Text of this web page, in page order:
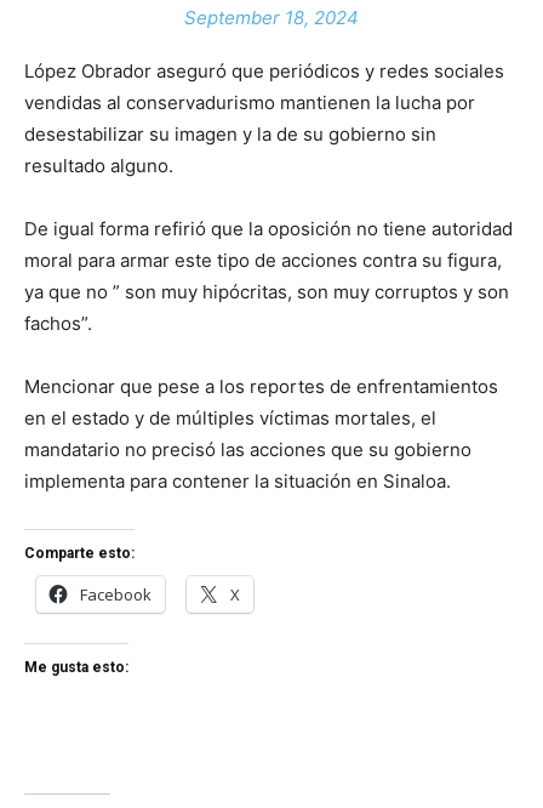
September 18, 2024
López Obrador aseguró que periódicos y redes sociales
vendidas al conservadurismo mantienen la lucha por
desestabilizar su imagen y la de su gobierno sin
resultado alguno.
De igual forma refirió que la oposición no tiene autoridad
moral para armar este tipo de acciones contra su figura,
ya que no ” son muy hipócritas, son muy corruptos y son
fachos”.
Mencionar que pese a los reportes de enfrentamientos
en el estado y de múltiples víctimas mortales, el
mandatario no precisó las acciones que su gobierno
implementa para contener la situación en Sinaloa.
Comparte esto:
Facebook X
Me gusta esto: